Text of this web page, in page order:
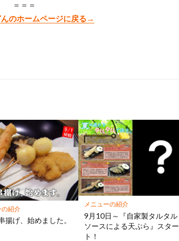
＝＝＝
のホームページに戻る→
の紹介
揚げ、始めました。
メニューの紹介
9月10日～『自家製タルタル
ソースによる天ぷら』スター
ト！